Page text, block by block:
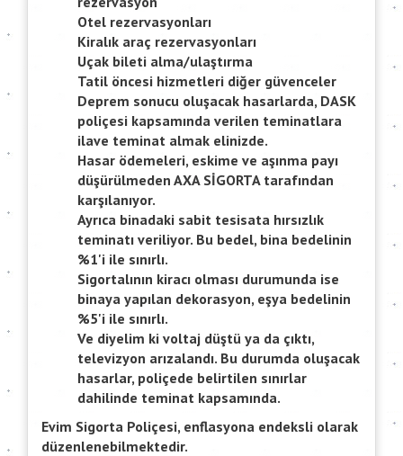
Otel rezervasyonları
Kiralık araç rezervasyonları
Uçak bileti alma/ulaştırma
Tatil öncesi hizmetleri diğer güvenceler
Deprem sonucu oluşacak hasarlarda, DASK
poliçesi kapsamında verilen teminatlara
ilave teminat almak elinizde.
Hasar ödemeleri, eskime ve aşınma payı
düşürülmeden AXA SİGORTA tarafından
karşılanıyor.
Ayrıca binadaki sabit tesisata hırsızlık
teminatı veriliyor. Bu bedel, bina bedelinin
%1'i ile sınırlı.
Sigortalının kiracı olması durumunda ise
binaya yapılan dekorasyon, eşya bedelinin
%5'i ile sınırlı.
Ve diyelim ki voltaj düştü ya da çıktı,
televizyon arızalandı. Bu durumda oluşacak
hasarlar, poliçede belirtilen sınırlar
dahilinde teminat kapsamında.
Evim Sigorta Poliçesi, enflasyona endeksli olarak
düzenlenebilmektedir.